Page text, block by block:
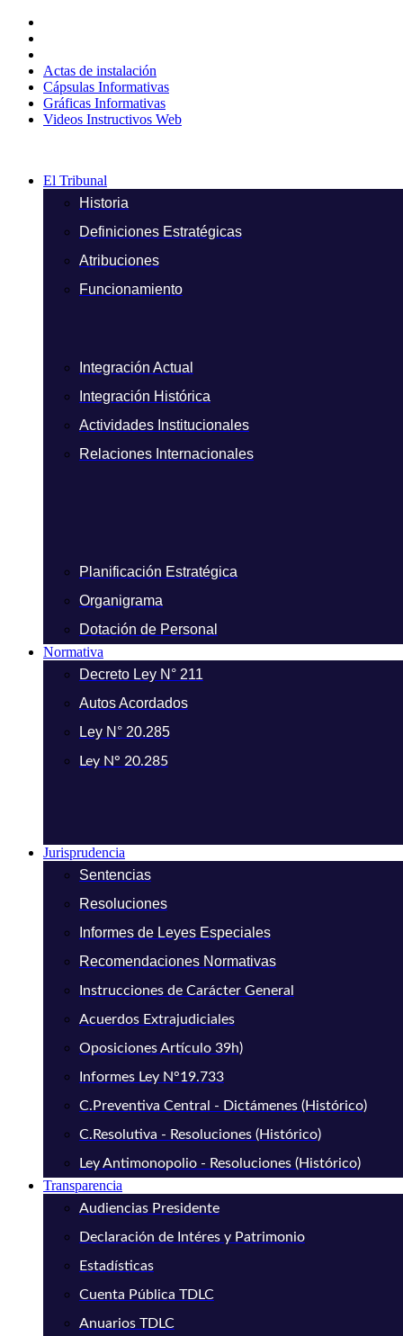
contenido
Actas de instalación
Cápsulas Informativas
Gráficas Informativas
Videos Instructivos Web
El Tribunal
Historia
Definiciones Estratégicas
Atribuciones
Funcionamiento
Integración Actual
Integración Histórica
Actividades Institucionales
Relaciones Internacionales
Planificación Estratégica
Organigrama
Dotación de Personal
Normativa
Decreto Ley N° 211
Autos Acordados
Ley N° 20.285
Ley N° 20.285
Jurisprudencia
Sentencias
Resoluciones
Informes de Leyes Especiales
Recomendaciones Normativas
Instrucciones de Carácter General
Acuerdos Extrajudiciales
Oposiciones Artículo 39h)
Informes Ley N°19.733
C.Preventiva Central - Dictámenes (Histórico)
C.Resolutiva - Resoluciones (Histórico)
Ley Antimonopolio - Resoluciones (Histórico)
Transparencia
Audiencias Presidente
Declaración de Intéres y Patrimonio
Estadísticas
Cuenta Pública TDLC
Anuarios TDLC